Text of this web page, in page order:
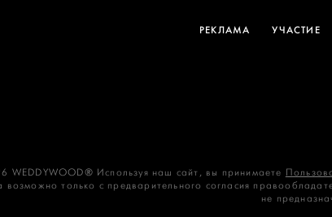
РЕКЛАМА УЧАСТИЕ
WEDDYWOOD® Используя наш сайт, вы принимаете
возможно только с предварительного согласия
не